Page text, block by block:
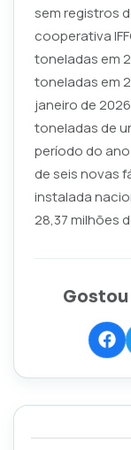
sem registros
cooperativa
toneladas em
toneladas em
janeiro de
toneladas de
período do
de seis novas
instalada
28,37 milhões